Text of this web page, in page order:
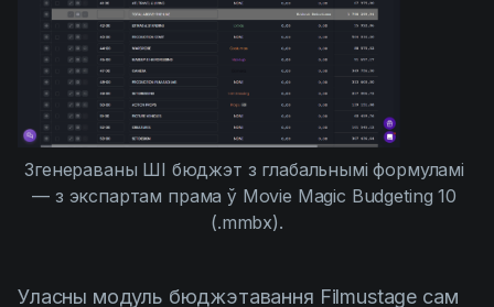
Згенераваны ШІ бюджэт з глабальнымі формуламі
— з экспартам прама ў Movie Magic Budgeting 10
(.mmbx).
Уласны модуль бюджэтавання Filmustage сам